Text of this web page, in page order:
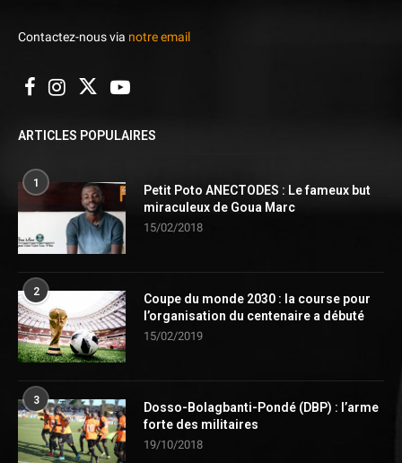
Contactez-nous via notre email
ARTICLES POPULAIRES
1
Petit Poto ANECTODES : Le fameux but
miraculeux de Goua Marc
15/02/2018
2
Coupe du monde 2030 : la course pour
l’organisation du centenaire a débuté
15/02/2019
3
Dosso-Bolagbanti-Pondé (DBP) : l’arme
forte des militaires
19/10/2018